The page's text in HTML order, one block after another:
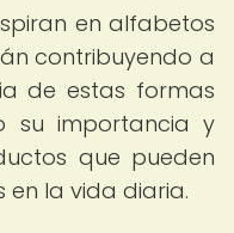
en alfabetos
contribuyendo a
de estas formas
su importancia y
que pueden
en la vida diaria.